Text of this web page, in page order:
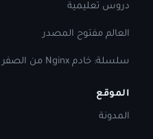
دروس تعليمية
العالم مفتوح المصدر
سلسلة: خادم Nginx من الصفر
الموقع
المدونة